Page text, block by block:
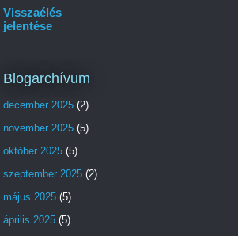
Visszaélés
jelentése
Blogarchívum
december 2025 (2)
november 2025 (5)
október 2025 (5)
szeptember 2025 (2)
május 2025 (5)
április 2025 (5)